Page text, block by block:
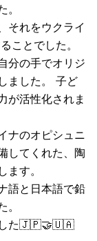
それをウクライ
ことでした。
分の手でオリジ
ました。 子ど
が活性化されま
ナのオピシュニ
してくれた、陶
す。
語と日本語で鉛
した🇯🇵🤝🇺🇦